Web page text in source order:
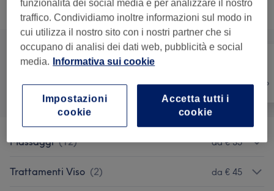
Sfoglia la lista dei servizi
Tutti Viso Massaggio
Massaggi (12) da € 35
Trattamenti Viso (2) da € 45
funzionalità dei social media e per analizzare il nostro
traffico. Condividiamo inoltre informazioni sul modo in
cui utilizza il nostro sito con i nostri partner che si
occupano di analisi dei dati web, pubblicità e social
media. Informativa sui cookie
Accetta tutti i
cookie
Impostazioni
cookie